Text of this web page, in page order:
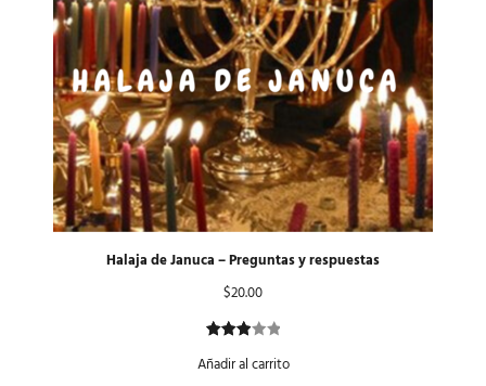
Halaja de Januca – Preguntas y respuestas
$20.00
con
Añadir al carrito